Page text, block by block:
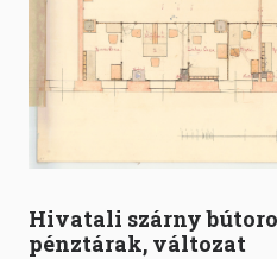
Hivatali szárny
pénztárak, változat